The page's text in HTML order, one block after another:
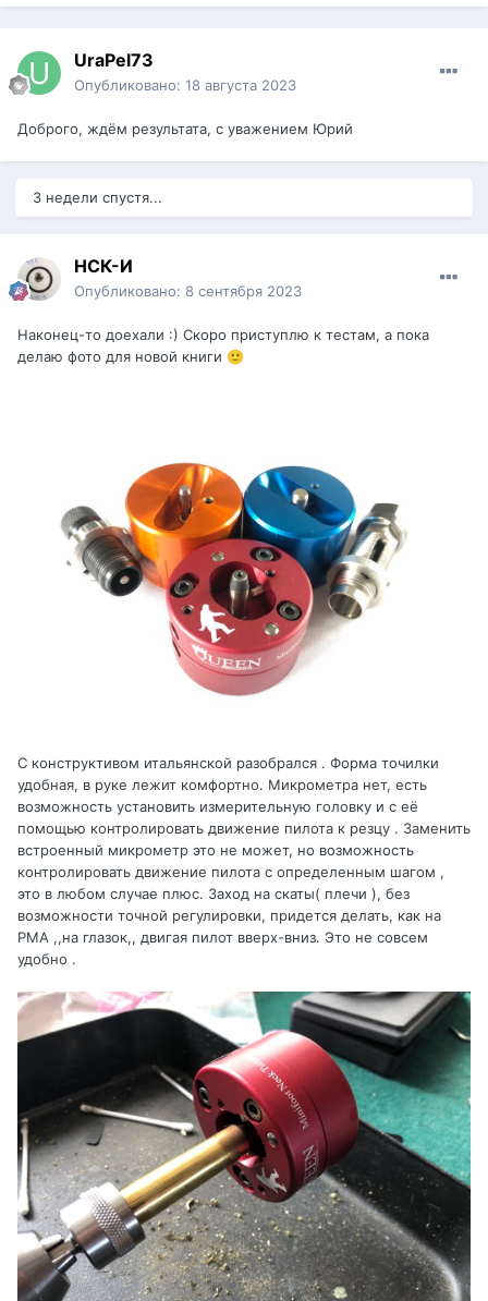
UraPel73
Опубликовано: 18 августа 2023
Доброго, ждём результата, с уважением Юрий
3 недели спустя...
НСК-И
Опубликовано: 8 сентября 2023
Наконец-то доехали :) Скоро приступлю к тестам, а пока
делаю фото для новой книги 🙂
С конструктивом итальянской разобрался . Форма точилки
удобная, в руке лежит комфортно. Микрометра нет, есть
возможность установить измерительную головку и с её
помощью контролировать движение пилота к резцу . Заменить
встроенный микрометр это не может, но возможность
контролировать движение пилота с определенным шагом ,
это в любом случае плюс. Заход на скаты( плечи ), без
возможности точной регулировки, придется делать, как на
РМА ,,на глазок,, двигая пилот вверх-вниз. Это не совсем
удобно .